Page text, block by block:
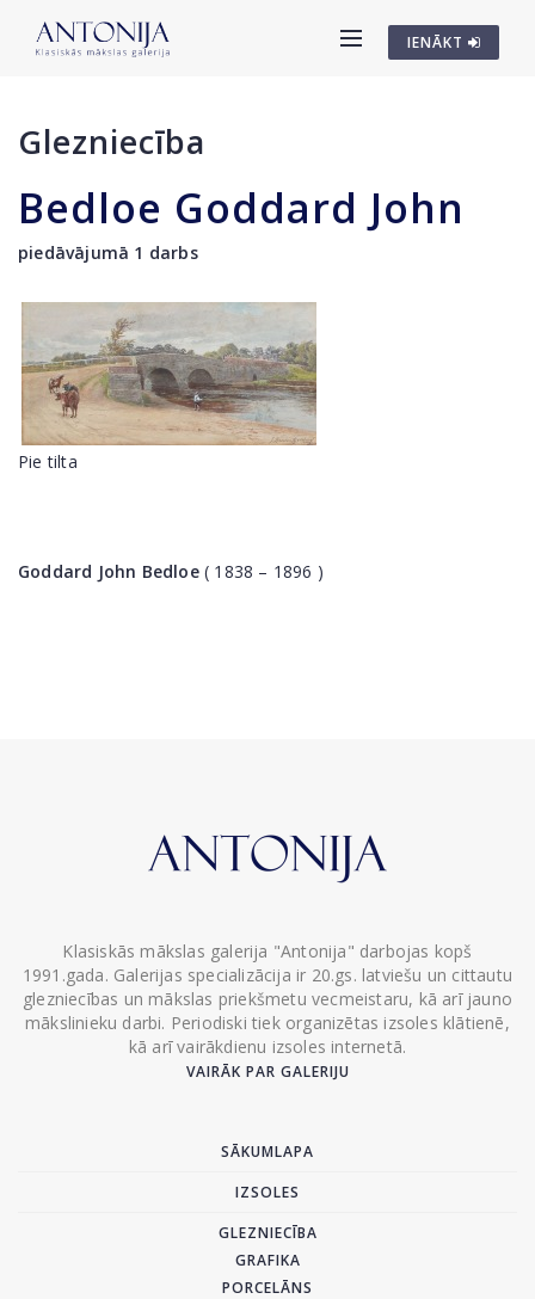
IENĀKT
Glezniecība
Bedloe Goddard John
piedāvājumā 1 darbs
Pie tilta
Goddard John Bedloe( 1838 – 1896 )
Klasiskās mākslas galerija "Antonija" darbojas kopš
1991.gada. Galerijas specializācija ir 20.gs. latviešu un cittautu
glezniecības un mākslas priekšmetu vecmeistaru, kā arī jauno
mākslinieku darbi. Periodiski tiek organizētas izsoles klātienē,
kā arī vairākdienu izsoles internetā.
VAIRĀK PAR GALERIJU
SĀKUMLAPA
IZSOLES
GLEZNIECĪBA
GRAFIKA
PORCELĀNS